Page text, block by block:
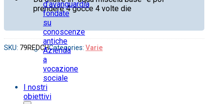
d’avanguardia
fondate
su
conoscenze
antiche
Azienda
a
vocazione
sociale
I nostri
obiettivi
prendere 4 gocce 4 volte die
SKU: 79REDCHCategories: Varie